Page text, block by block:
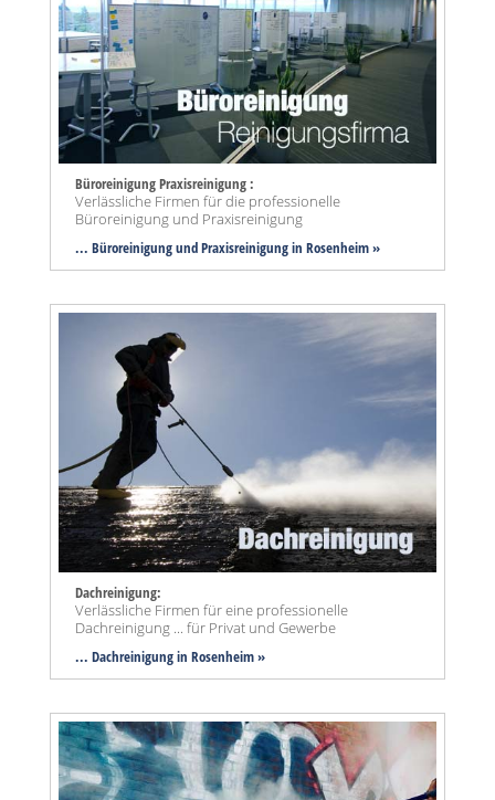
Büroreinigung Praxisreinigung :
Verlässliche Firmen für die professionelle
Büroreinigung und Praxisreinigung
... Büroreinigung und Praxisreinigung in Rosenheim »
Dachreinigung:
Verlässliche Firmen für eine professionelle
Dachreinigung ... für Privat und Gewerbe
... Dachreinigung in Rosenheim »